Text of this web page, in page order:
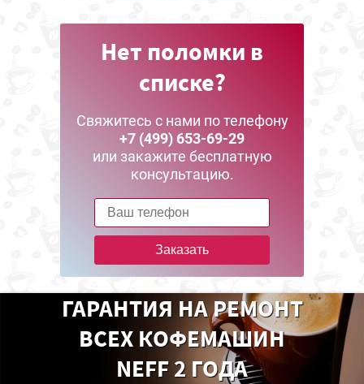
Нет поломки в
списке?
Свяжитесь с нами по телефону
+7 (499) 653-69-29
или закажите бесплатную
консультацию.
Заказать
ГАРАНТИЯ НА РЕМОНТ
ВСЕХ КОФЕМАШИН
NEFF 2 ГОДА